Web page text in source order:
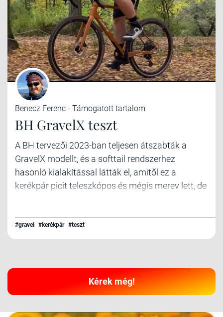
Benecz Ferenc - Támogatott tartalom
BH GravelX teszt
A BH tervezői 2023-ban teljesen átszabták a
GravelX modellt, és a softtail rendszerhez
hasonló kialakítással látták el, amitől ez a
kerékpár picit teleszkópos és mégis merev lett, de
#gravel #kerékpár #teszt
Kérek még!